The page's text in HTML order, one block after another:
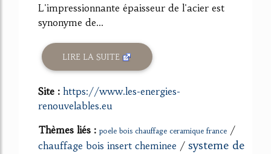
L'impressionnante épaisseur de l'acier est
synonyme de...
LIRE LA SUITE
Site : https://www.les-energies-
renouvelables.eu
Thèmes liés : poele bois chauffage ceramique france /
chauffage bois insert cheminee / systeme de